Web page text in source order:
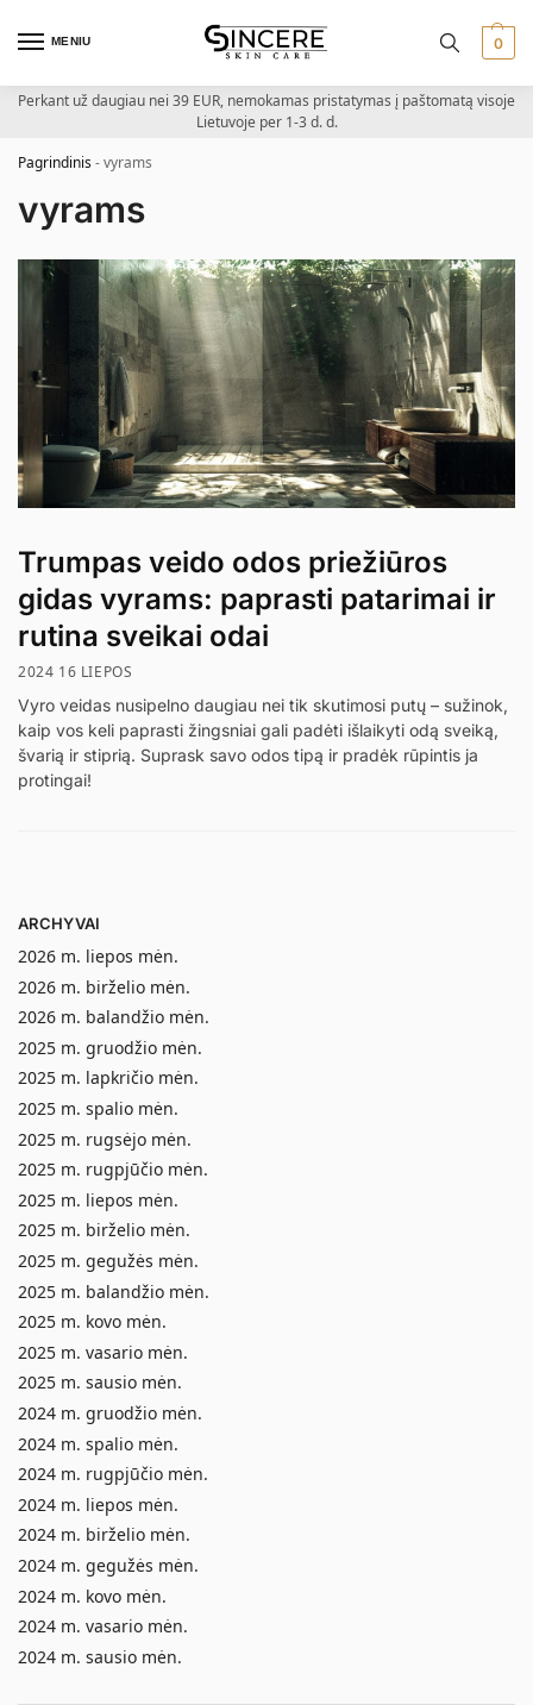
MENIU 0
Perkant už daugiau nei 39 EUR, nemokamas pristatymas į paštomatą visoje
Lietuvoje per 1-3 d. d.
Pagrindinis-vyrams
vyrams
Trumpas veido odos priežiūros
gidas vyrams: paprasti patarimai ir
rutina sveikai odai
2024 16 LIEPOS
Vyro veidas nusipelno daugiau nei tik skutimosi putų – sužinok,
kaip vos keli paprasti žingsniai gali padėti išlaikyti odą sveiką,
švarią ir stiprią. Suprask savo odos tipą ir pradėk rūpintis ja
protingai!
ARCHYVAI
2026 m. liepos mėn.
2026 m. birželio mėn.
2026 m. balandžio mėn.
2025 m. gruodžio mėn.
2025 m. lapkričio mėn.
2025 m. spalio mėn.
2025 m. rugsėjo mėn.
2025 m. rugpjūčio mėn.
2025 m. liepos mėn.
2025 m. birželio mėn.
2025 m. gegužės mėn.
2025 m. balandžio mėn.
2025 m. kovo mėn.
2025 m. vasario mėn.
2025 m. sausio mėn.
2024 m. gruodžio mėn.
2024 m. spalio mėn.
2024 m. rugpjūčio mėn.
2024 m. liepos mėn.
2024 m. birželio mėn.
2024 m. gegužės mėn.
2024 m. kovo mėn.
2024 m. vasario mėn.
2024 m. sausio mėn.